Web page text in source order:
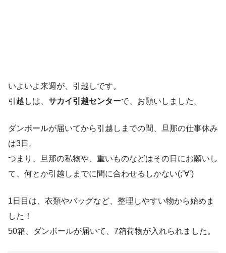
いよいよ来週が、引越しです。
引越しは、 サカイ引越センターで、お願いしました。
ダンボールが届いてから引越しまでの間、旦那の仕事休み
は3日。
つまり、旦那の私物や、重いものなどはその日にお願いし
て、何とか引越しまでに間に合わせるしかない(;’∀’)
1日目は、衣類やバッグなど、整理しやすい物から始めま
した！
50箱、ダンボールが届いて、7箱荷物が入れられました。